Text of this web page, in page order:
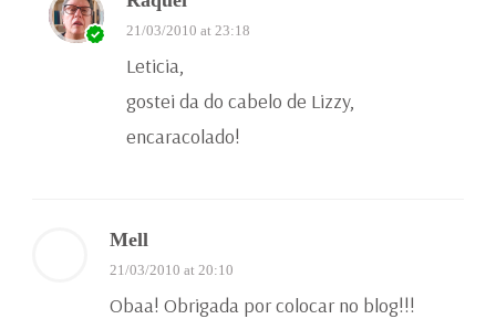
21/03/2010 at 23:18
Leticia,
gostei da do cabelo de Lizzy,
encaracolado!
Mell
21/03/2010 at 20:10
Obaa! Obrigada por colocar no blog!!!